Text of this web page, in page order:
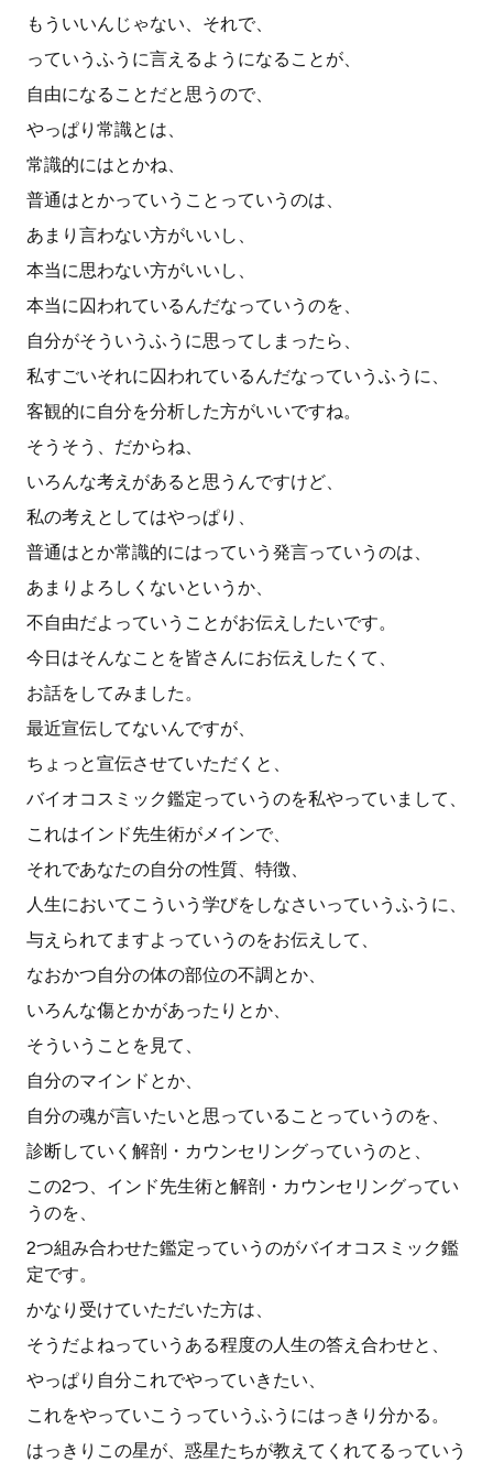
もういいんじゃない、それで、
っていうふうに言えるようになることが、
自由になることだと思うので、
やっぱり常識とは、
常識的にはとかね、
普通はとかっていうことっていうのは、
あまり言わない方がいいし、
本当に思わない方がいいし、
本当に囚われているんだなっていうのを、
自分がそういうふうに思ってしまったら、
私すごいそれに囚われているんだなっていうふうに、
客観的に自分を分析した方がいいですね。
そうそう、だからね、
いろんな考えがあると思うんですけど、
私の考えとしてはやっぱり、
普通はとか常識的にはっていう発言っていうのは、
あまりよろしくないというか、
不自由だよっていうことがお伝えしたいです。
今日はそんなことを皆さんにお伝えしたくて、
お話をしてみました。
最近宣伝してないんですが、
ちょっと宣伝させていただくと、
バイオコスミック鑑定っていうのを私やっていまして、
これはインド先生術がメインで、
それであなたの自分の性質、特徴、
人生においてこういう学びをしなさいっていうふうに、
与えられてますよっていうのをお伝えして、
なおかつ自分の体の部位の不調とか、
いろんな傷とかがあったりとか、
そういうことを見て、
自分のマインドとか、
自分の魂が言いたいと思っていることっていうのを、
診断していく解剖・カウンセリングっていうのと、
この2つ、インド先生術と解剖・カウンセリングってい
うのを、
2つ組み合わせた鑑定っていうのがバイオコスミック鑑
定です。
かなり受けていただいた方は、
そうだよねっていうある程度の人生の答え合わせと、
やっぱり自分これでやっていきたい、
これをやっていこうっていうふうにはっきり分かる。
はっきりこの星が、惑星たちが教えてくれてるっていう